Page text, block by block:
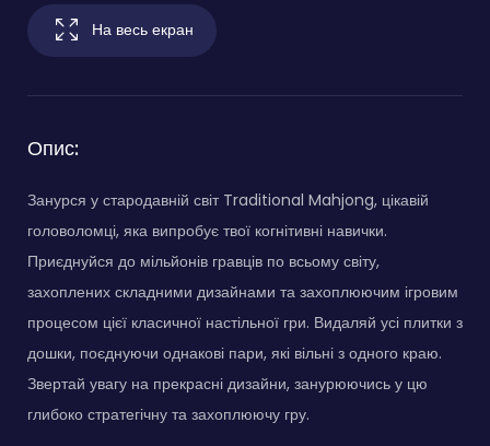
На весь екран
Опис:
Занурся у стародавній світ Traditional Mahjong, цікавій
головоломці, яка випробує твої когнітивні навички.
Приєднуйся до мільйонів гравців по всьому світу,
захоплених складними дизайнами та захоплюючим ігровим
процесом цієї класичної настільної гри. Видаляй усі плитки з
дошки, поєднуючи однакові пари, які вільні з одного краю.
Звертай увагу на прекрасні дизайни, занурюючись у цю
глибоко стратегічну та захоплюючу гру.